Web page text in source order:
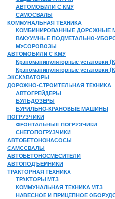
АВТОМОБИЛИ С КМУ
САМОСВАЛЫ
КОММУНАЛЬНАЯ ТЕХНИКА
КОМБИНИРОВАННЫЕ ДОРОЖНЫЕ
ВАКУУМНЫЕ ПОДМЕТАЛЬНО-
МУСОРОВОЗЫ
АВТОМОБИЛИ С КМУ
Краноманипуляторные установки
Краноманипуляторные установки
ЭКСКАВАТОРЫ
ДОРОЖНО-СТРОИТЕЛЬНАЯ ТЕХНИКА
АВТОГРЕЙДЕРЫ
БУЛЬДОЗЕРЫ
БУРИЛЬНО-КРАНОВЫЕ МАШИНЫ
ПОГРУЗЧИКИ
ФРОНТАЛЬНЫЕ ПОГРУЗЧИКИ
СНЕГОПОГРУЗЧИКИ
АВТОБЕТОНОНАСОСЫ
САМОСВАЛЫ
АВТОБЕТОНОСМЕСИТЕЛИ
АВТОПОДЪЕМНИКИ
ТРАКТОРНАЯ ТЕХНИКА
ТРАКТОРЫ МТЗ
КОММУНАЛЬНАЯ ТЕХНИКА МТЗ
НАВЕСНОЕ И ПРИЦЕПНОЕ